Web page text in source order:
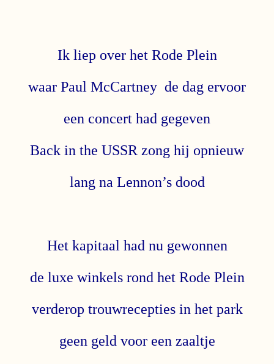
Ik liep over het Rode Plein
waar Paul McCartney de dag ervoor
een concert had gegeven
Back in the USSR zong hij opnieuw
lang na Lennon’s dood
Het kapitaal had nu gewonnen
de luxe winkels rond het Rode Plein
verderop trouwrecepties in het park
geen geld voor een zaaltje